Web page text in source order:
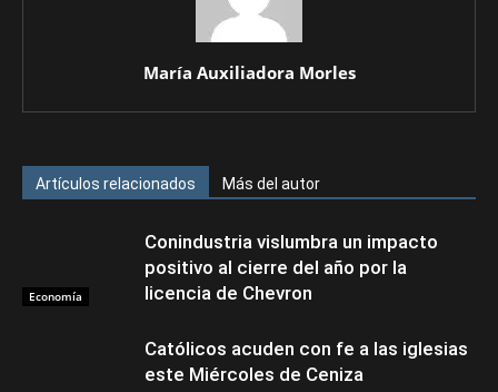
María Auxiliadora Morles
Artículos relacionados Más del autor
Economía
Conindustria vislumbra un impacto
positivo al cierre del año por la
licencia de Chevron
Católicos acuden con fe a las iglesias
este Miércoles de Ceniza